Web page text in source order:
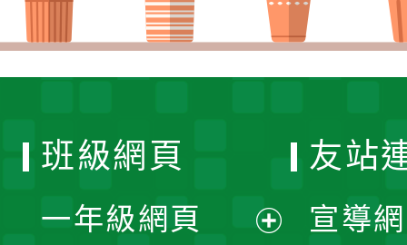
班級網頁
一年級網頁
友站
宣導